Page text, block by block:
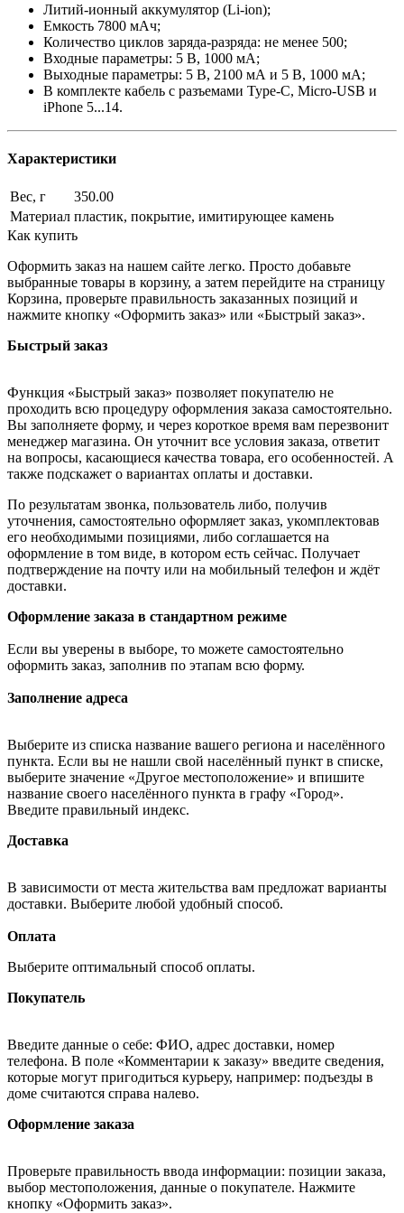
Литий-ионный аккумулятор (Li-ion);
Емкость 7800 мАч;
Количество циклов заряда-разряда: не менее 500;
Входные параметры: 5 В, 1000 мА;
Выходные параметры: 5 В, 2100 мА и 5 В, 1000 мА;
В комплекте кабель с разъемами Type-C, Micro-USВ и
iPhone 5...14.
Характеристики
Вес, г
350.00
Материал пластик, покрытие, имитирующее камень
Как купить
Оформить заказ на нашем сайте легко. Просто добавьте
выбранные товары в корзину, а затем перейдите на страницу
Корзина, проверьте правильность заказанных позиций и
нажмите кнопку «Оформить заказ» или «Быстрый заказ».
Быстрый заказ
Функция «Быстрый заказ» позволяет покупателю не
проходить всю процедуру оформления заказа самостоятельно.
Вы заполняете форму, и через короткое время вам перезвонит
менеджер магазина. Он уточнит все условия заказа, ответит
на вопросы, касающиеся качества товара, его особенностей. А
также подскажет о вариантах оплаты и доставки.
По результатам звонка, пользователь либо, получив
уточнения, самостоятельно оформляет заказ, укомплектовав
его необходимыми позициями, либо соглашается на
оформление в том виде, в котором есть сейчас. Получает
подтверждение на почту или на мобильный телефон и ждёт
доставки.
Оформление заказа в стандартном режиме
Если вы уверены в выборе, то можете самостоятельно
оформить заказ, заполнив по этапам всю форму.
Заполнение адреса
Выберите из списка название вашего региона и населённого
пункта. Если вы не нашли свой населённый пункт в списке,
выберите значение «Другое местоположение» и впишите
название своего населённого пункта в графу «Город».
Введите правильный индекс.
Доставка
В зависимости от места жительства вам предложат варианты
доставки. Выберите любой удобный способ.
Оплата
Выберите оптимальный способ оплаты.
Покупатель
Введите данные о себе: ФИО, адрес доставки, номер
телефона. В поле «Комментарии к заказу» введите сведения,
которые могут пригодиться курьеру, например: подъезды в
доме считаются справа налево.
Оформление заказа
Проверьте правильность ввода информации: позиции заказа,
выбор местоположения, данные о покупателе. Нажмите
кнопку «Оформить заказ».